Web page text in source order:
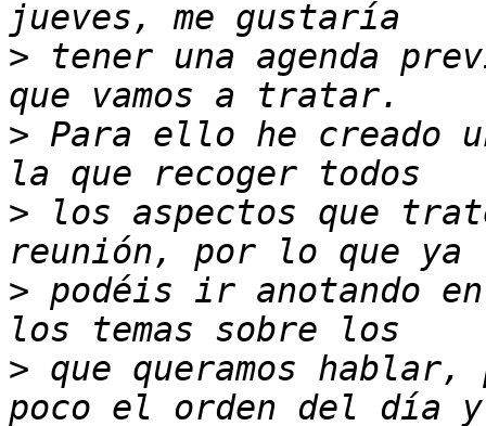
> tener una agenda
> Para ello he creado
> los aspectos que
> podéis ir anotando
> que queramos